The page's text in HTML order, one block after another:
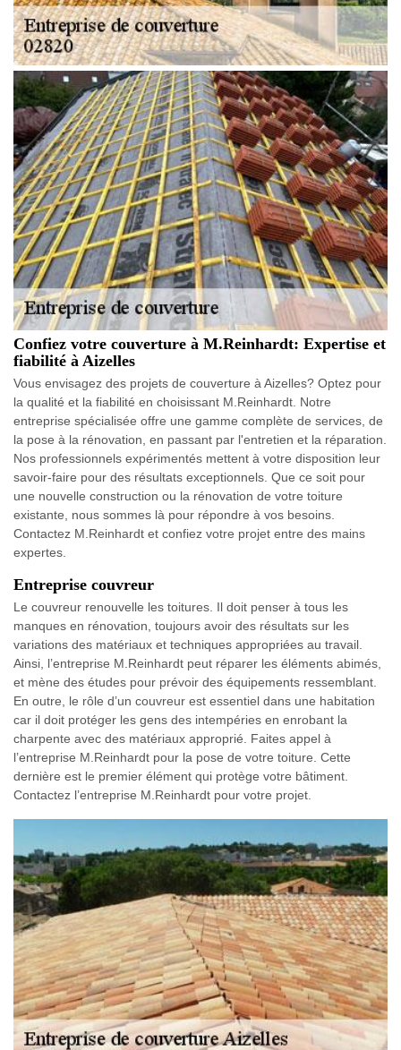
Confiez votre couverture à M.Reinhardt: Expertise et
fiabilité à Aizelles
Vous envisagez des projets de couverture à Aizelles? Optez pour
la qualité et la fiabilité en choisissant M.Reinhardt. Notre
entreprise spécialisée offre une gamme complète de services, de
la pose à la rénovation, en passant par l'entretien et la réparation.
Nos professionnels expérimentés mettent à votre disposition leur
savoir-faire pour des résultats exceptionnels. Que ce soit pour
une nouvelle construction ou la rénovation de votre toiture
existante, nous sommes là pour répondre à vos besoins.
Contactez M.Reinhardt et confiez votre projet entre des mains
expertes.
Entreprise couvreur
Le couvreur renouvelle les toitures. Il doit penser à tous les
manques en rénovation, toujours avoir des résultats sur les
variations des matériaux et techniques appropriées au travail.
Ainsi, l’entreprise M.Reinhardt peut réparer les éléments abimés,
et mène des études pour prévoir des équipements ressemblant.
En outre, le rôle d’un couvreur est essentiel dans une habitation
car il doit protéger les gens des intempéries en enrobant la
charpente avec des matériaux approprié. Faites appel à
l’entreprise M.Reinhardt pour la pose de votre toiture. Cette
dernière est le premier élément qui protège votre bâtiment.
Contactez l’entreprise M.Reinhardt pour votre projet.